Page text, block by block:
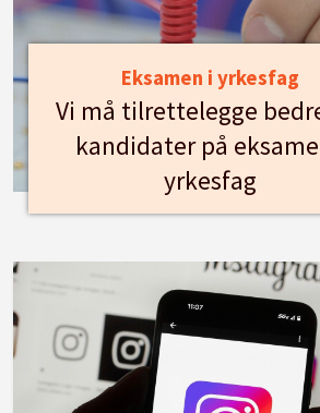
Eksamen i yrkesfag
Vi må tilrettelegge
kandidater på
yrkesfag